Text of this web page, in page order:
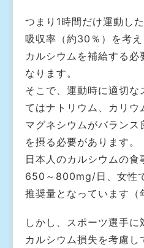
つまり1時間だけ運動し
吸収率（約30％）を考
カルシウムを補給する
なります。
そこで、運動時に適切な
てはナトリウム、カリ
マグネシウムがバラン
を摂る必要があります。
日本人のカルシウムの
650～800mg/日、女性
推奨量となっています（
しかし、スポーツ選手
カルシウム損失を考慮